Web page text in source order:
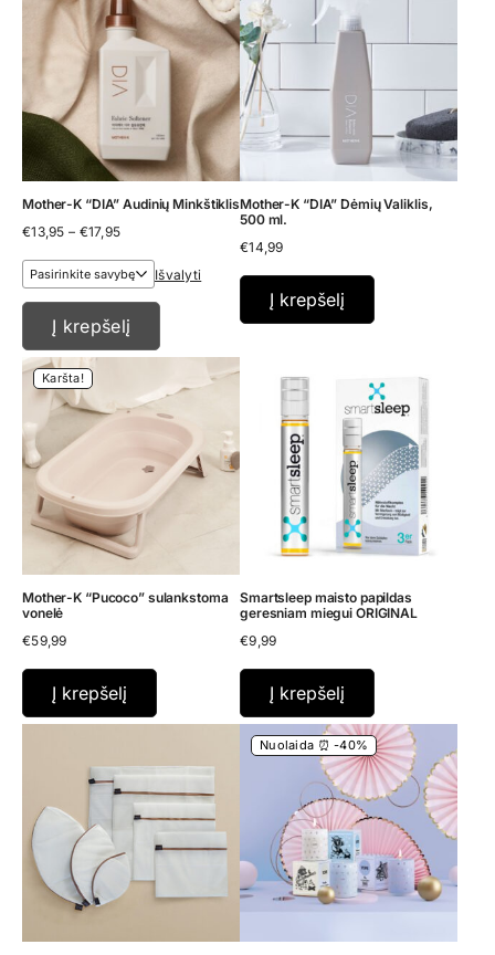
Mother-K “DIA” Audinių Minkštiklis
€13,95 – €17,95Price
€13,95
throughIšvalyti
Į krepšelį
Mother-K “DIA” Dėmių Valiklis,
500 ml.
€14,99
Į krepšelį
Karšta!
Mother-K “Pucoco” sulankstoma
vonelė
€59,99
Į krepšelį
Smartsleep maisto papildas
geresniam miegui ORIGINAL
€9,99
Į krepšelį
Nuolaida ⏰ -40%